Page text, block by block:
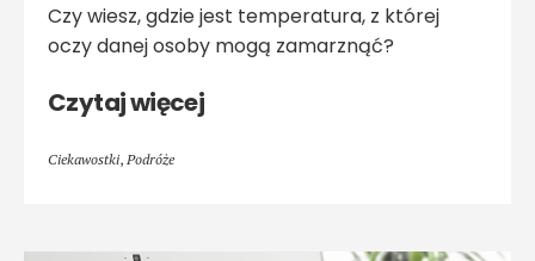
Czy wiesz, gdzie jest temperatura, z której
oczy danej osoby mogą zamarznąć?
Czytaj więcej
Ciekawostki, Podróże